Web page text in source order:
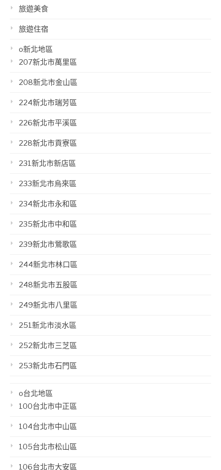
旅遊美食
旅遊住宿
o新北地區
207新北市萬里區
208新北市金山區
224新北市瑞芳區
226新北市平溪區
228新北市貢寮區
231新北市新店區
233新北市烏來區
234新北市永和區
235新北市中和區
239新北市鶯歌區
244新北市林口區
248新北市五股區
249新北市八里區
251新北市淡水區
252新北市三芝區
253新北市石門區
o台北地區
100台北市中正區
104台北市中山區
105台北市松山區
106台北市大安區